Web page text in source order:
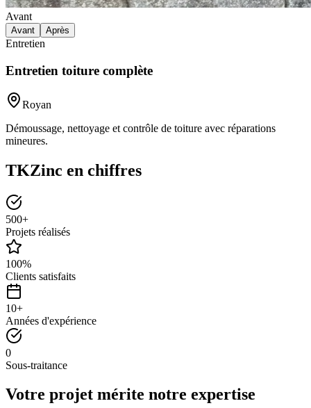
Avant
Avant Après
Entretien
Entretien toiture complète
Royan
Démoussage, nettoyage et contrôle de toiture avec réparations
mineures.
TKZinc en chiffres
500+
Projets réalisés
100%
Clients satisfaits
10+
Années d'expérience
0
Sous-traitance
Votre projet mérite notre expertise